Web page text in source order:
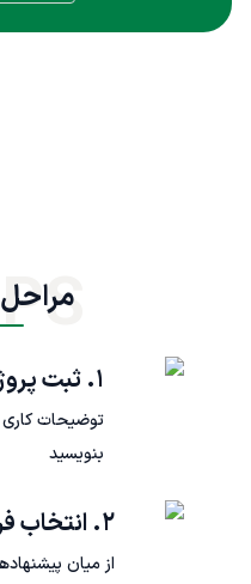
مراحل
۱. ثبت پروژه
توضیحات
بنویسید
۲. انتخاب فریلنسر
از میان